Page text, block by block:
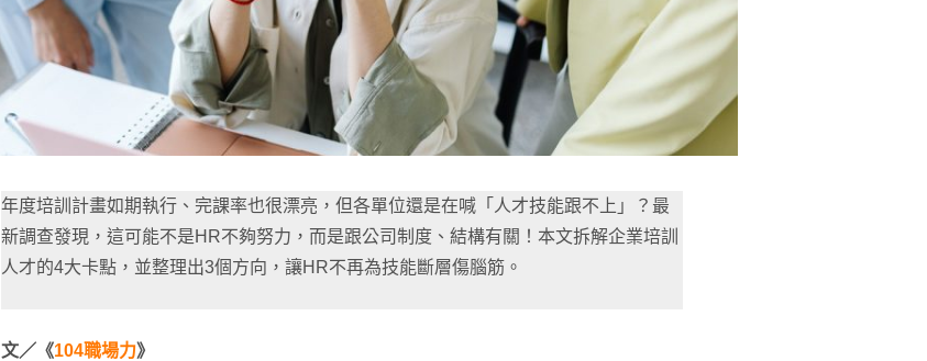
年度培訓計畫如期執行、完課率也很漂亮，但各單位還是在喊「人才技能跟不上」？最
新調查發現，這可能不是HR不夠努力，而是跟公司制度、結構有關！本文拆解企業培訓
人才的4大卡點，並整理出3個方向，讓HR不再為技能斷層傷腦筋。
文／《104職場力》